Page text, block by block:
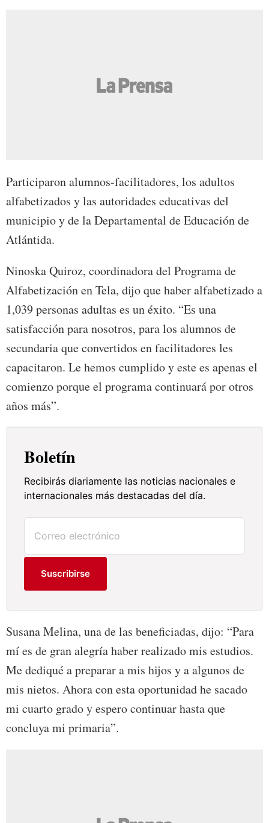
Participaron alumnos-facilitadores, los adultos
alfabetizados y las autoridades educativas del
municipio y de la Departamental de Educación de
Atlántida.
Ninoska Quiroz, coordinadora del Programa de
Alfabetización en Tela, dijo que haber alfabetizado a
1,039 personas adultas es un éxito. “Es una
satisfacción para nosotros, para los alumnos de
secundaria que convertidos en facilitadores les
capacitaron. Le hemos cumplido y este es apenas el
comienzo porque el programa continuará por otros
años más”.
Boletín
Recibirás diariamente las noticias nacionales e
internacionales más destacadas del día.
Suscribirse
Susana Melina, una de las beneficiadas, dijo: “Para
mí es de gran alegría haber realizado mis estudios.
Me dediqué a preparar a mis hijos y a algunos de
mis nietos. Ahora con esta oportunidad he sacado
mi cuarto grado y espero continuar hasta que
concluya mi primaria”.